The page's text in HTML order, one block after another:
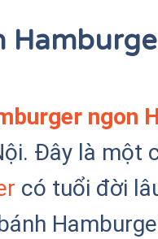
ngon
Đây là một
có tuổi đời